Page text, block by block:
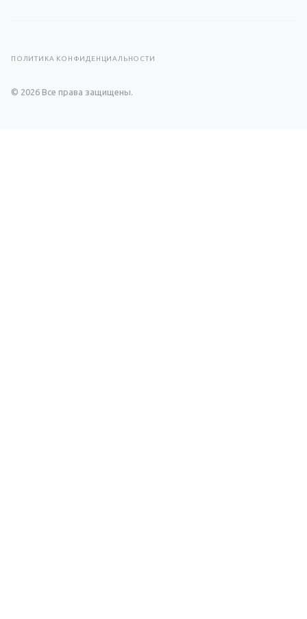
ПОЛИТИКА КОНФИДЕНЦИАЛЬНОСТИ
© 2026 Все права защищены.